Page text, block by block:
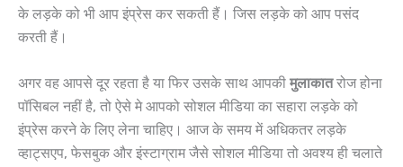
के लड़के को भी आप इंप्रेस कर सकती हैं। जिस लड़के को आप पसंद
करती हैं।
अगर वह आपसे दूर रहता है या फिर उसके साथ आपकी मुलाकातरोज होना
पॉसिबल नहीं है, तो ऐसे मे आपको सोशल मीडिया का सहारा लड़के को
इंप्रेस करने के लिए लेना चाहिए। आज के समय में अधिकतर लड़के
व्हाट्सएप, फेसबुक और इंस्टाग्राम जैसे सोशल मीडिया तो अवश्य ही चलाते